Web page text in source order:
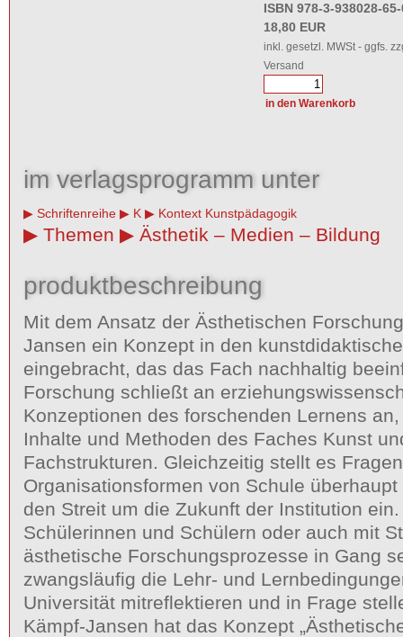
ISBN 978-3-938028-
18,80 EUR
inkl. gesetzl. MWSt - ggfs.
Versand
im verlagsprogramm unter
Schriftenreihe K Kontext Kunstpädagogik
Themen Ästhetik – Medien – Bildung
produktbeschreibung
Mit dem Ansatz der Ästhetischen
Jansen ein Konzept in den
eingebracht, das das Fach nachhaltig
Forschung schließt an
Konzeptionen des forschenden Lernens
Inhalte und Methoden des Faches Kunst
Fachstrukturen. Gleichzeitig stellt es
Organisationsformen von Schule
den Streit um die Zukunft der Institution
Schülerinnen und Schülern oder auch mit
ästhetische Forschungsprozesse in Gang
zwangsläufig die Lehr- und
Universität mitreflektieren und in Frage
Kämpf-Jansen hat das Konzept